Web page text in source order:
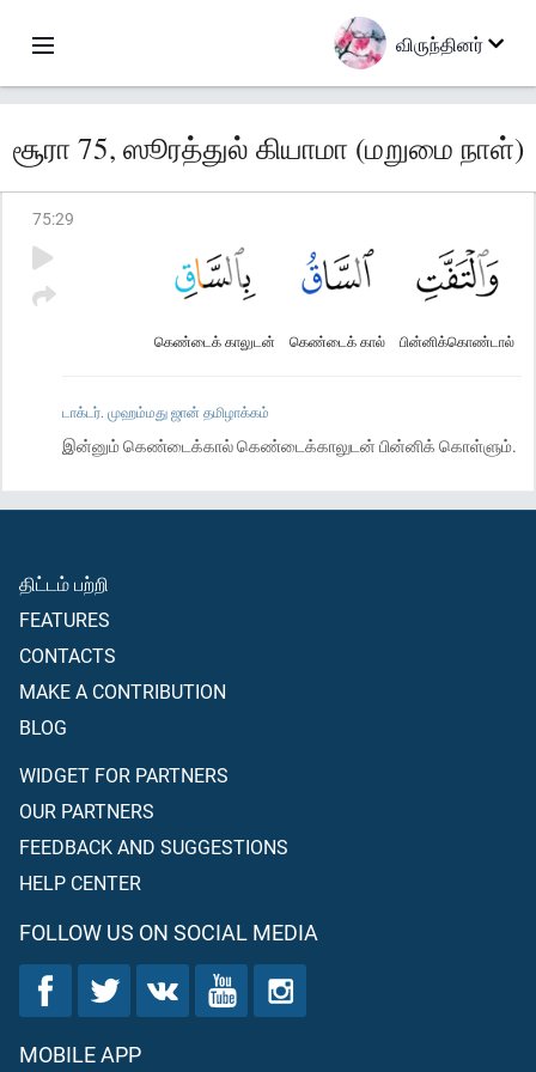
விருந்தினர்
சூரா 75, ஸூரத்துல் கியாமா (மறுமை நாள்)
75:29
பின்னிக்கொண்டால்
கெண்டைக் கால்
கெண்டைக் காலுடன்
டாக்டர். முஹம்மது ஜான் தமிழாக்கம்
இன்னும் கெண்டைக்கால் கெண்டைக்காலுடன் பின்னிக் கொள்ளும்.
திட்டம் பற்றி
FEATURES
CONTACTS
MAKE A CONTRIBUTION
BLOG
WIDGET FOR PARTNERS
OUR PARTNERS
FEEDBACK AND SUGGESTIONS
HELP CENTER
FOLLOW US ON SOCIAL MEDIA
MOBILE APP